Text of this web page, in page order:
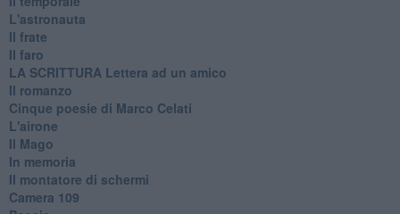
L'astronauta
Il frate
Il faro
​LA SCRITTURA Lettera ad un amico
Il romanzo
Cinque poesie di Marco Celati
L'airone
Il Mago
In memoria
Il montatore di schermi
Camera 109